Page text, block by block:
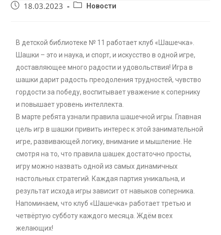
18.03.2023 Новости
В детской библиотеке № 11 работает клуб «Шашечка».
Шашки – это и наука, и спорт, и искусство в одной игре,
доставляющее много радости и удовольствия! Игра в
шашки дарит радость преодоления трудностей, чувство
гордости за победу, воспитывает уважение к сопернику
и повышает уровень интеллекта.
В марте ребята узнали правила шашечной игры. Главная
цель игр в шашки привить интерес к этой занимательной
игре, развивающей логику, внимание и мышление. Не
смотря на то, что правила шашек достаточно просты,
игру можно назвать одной из самых динамичных
настольных стратегий. Каждая партия уникальна, и
результат исхода игры зависит от навыков соперника.
Напоминаем, что клуб «Шашечка» работает третью и
четвёртую субботу каждого месяца. Ждём всех
желающих!